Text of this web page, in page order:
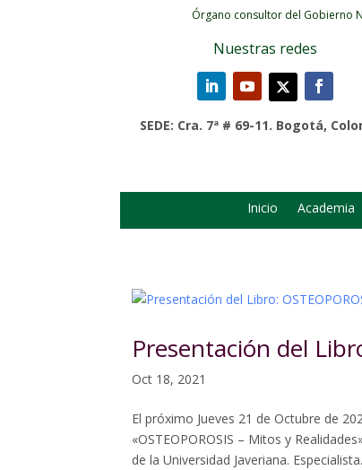
Órgano consultor del Gobierno
Nuestras redes
SEDE: Cra. 7ª # 69-11. Bogotá,
Inicio Academia
Presentación del
Oct 18, 2021
El próximo Jueves 21 de Octubre de
«OSTEOPOROSIS – Mitos y
de la Universidad Javeriana.